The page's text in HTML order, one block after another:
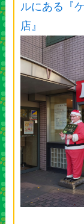
ルにある『
店』